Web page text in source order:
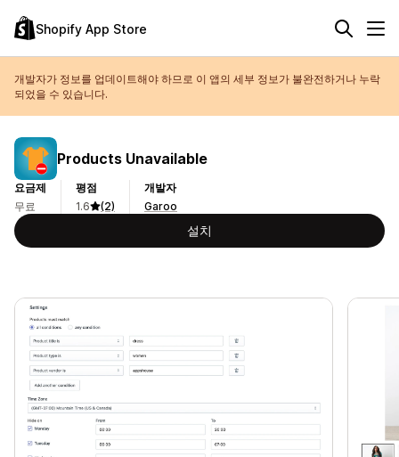
Shopify App Store
개발자가 정보를 업데이트해야 하므로 이 앱의 세부 정보가 불완전하거나 누락
되었을 수 있습니다.
Products Unavailable
요금제
무료
평점
1.6
(2)
개발자
Garoo
설치